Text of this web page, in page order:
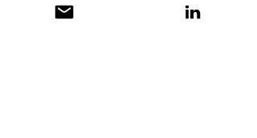
+41 31 380 14 97